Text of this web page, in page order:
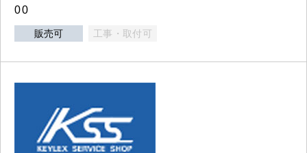
00
販売可 工事・取付可